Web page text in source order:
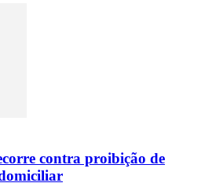
contra proibição de